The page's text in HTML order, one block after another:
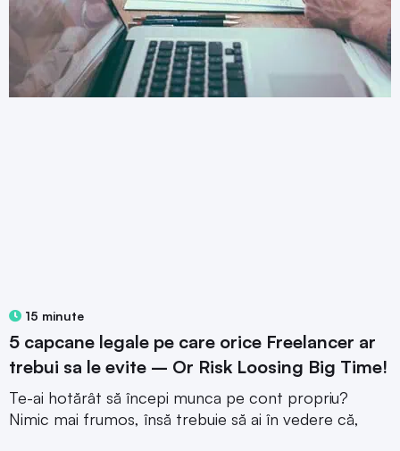
15 minute
5 capcane legale pe care orice Freelancer ar
trebui sa le evite – Or Risk Loosing Big Time!
Te-ai hotărât să începi munca pe cont propriu?
Nimic mai frumos, însă trebuie să ai în vedere că,